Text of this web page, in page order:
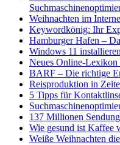
Weihnachten im
Keywordkönig: Ihr
Hamburger Hafen –
Windows 11
Neues Online-
BARF – Die richtige
Reisproduktion in
5 Tipps für
137 Millionen
Wie gesund ist Kaffee
Weiße Weihnachten